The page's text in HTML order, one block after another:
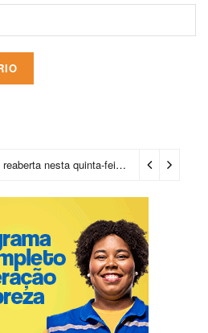
Casa do Benin será reaberta nesta quinta-feira (6) 1 dia ago